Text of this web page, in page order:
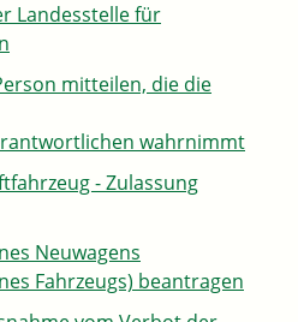
Landesstelle für
mitteilen, die die
wahrnimmt
- Zulassung
Neuwagens
Fahrzeugs) beantragen